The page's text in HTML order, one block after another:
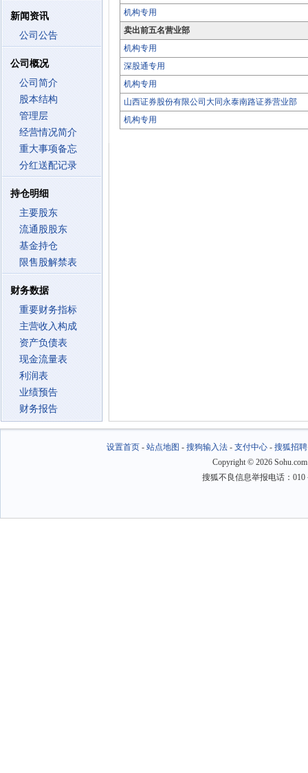
新闻资讯
公司公告
公司概况
公司简介
股本结构
管理层
经营情况简介
重大事项备忘
分红送配记录
持仓明细
主要股东
流通股股东
基金持仓
限售股解禁表
财务数据
重要财务指标
主营收入构成
资产负债表
现金流量表
利润表
业绩预告
财务报告
机构专用
卖出前五名营业部
机构专用
深股通专用
机构专用
山西证券股份有限公司大同永泰南路证券营业部
机构专用
设置首页- 站点地图 - 搜狗输入法- 支付中心- 搜狐招聘
Copyright © 2026
搜狐不良信息举报电话：010